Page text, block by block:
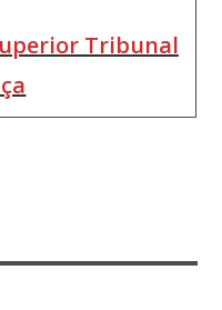
Tribunal